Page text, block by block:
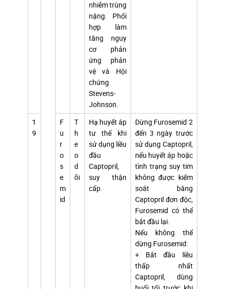
nhiễm trùng
nặng. Phối
hợp làm
tăng nguy
cơ phản
ứng phản
vệ và Hội
chứng
Stevens-
Johnson.
1
9
F
u
r
o
s
e
m
id
T
h
e
o
d
õi
Hạ huyết áp
tư thế khi
sử dụng liều
đầu
Captopril,
suy thận
cấp.
Dừng Furosemid 2
đến 3 ngày trước
sử dụng Captopril,
nếu huyết áp hoặc
tình trạng suy tim
không được kiểm
soát bằng
Captopril đơn độc,
Furosemid có thể
bắt đầu lại.
Nếu không thể
dừng Furosemid:
+ Bắt đầu liều
thấp nhất
Captopril, dùng